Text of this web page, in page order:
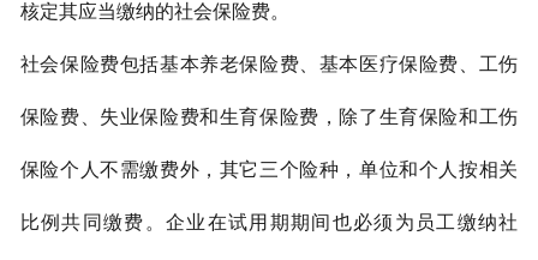
核定其应当缴纳的社会保险费。
社会保险费包括基本养老保险费、基本医疗保险费、工伤
保险费、失业保险费和生育保险费，除了生育保险和工伤
保险个人不需缴费外，其它三个险种，单位和个人按相关
比例共同缴费。企业在试用期期间也必须为员工缴纳社